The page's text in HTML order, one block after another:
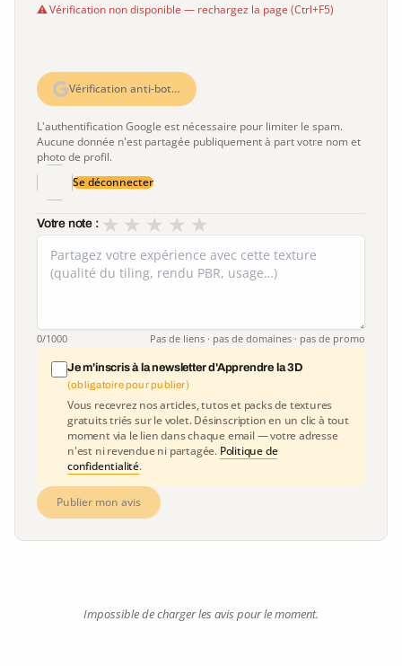
Vérification non disponible — rechargez la page (Ctrl+F5)
Vérification anti-bot…
L'authentification Google est nécessaire pour limiter le spam.
Aucune donnée n'est partagée publiquement à part votre nom et
photo de profil.
Se déconnecter
Votre note : ★
★
★
★
★
0/1000 Pas de liens · pas de domaines · pas de promo
Je m'inscris à la newsletter d'Apprendre la 3D
(obligatoire pour publier)
Vous recevrez nos articles, tutos et packs de textures
gratuits triés sur le volet. Désinscription en un clic à tout
moment via le lien dans chaque email — votre adresse
n'est ni revendue ni partagée. Politique de
confidentialité.
Publier mon avis
Impossible de charger les avis pour le moment.